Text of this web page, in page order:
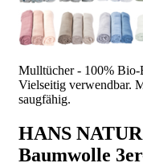
Mulltücher - 100%
Vielseitig verwendbar.
saugfähig.
HANS
Baumwolle